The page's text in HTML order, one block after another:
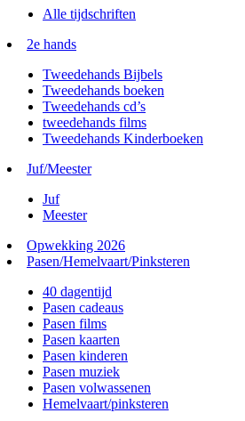
Alle tijdschriften
2e hands
Tweedehands Bijbels
Tweedehands boeken
Tweedehands cd’s
tweedehands films
Tweedehands Kinderboeken
Juf/Meester
Juf
Meester
Opwekking 2026
Pasen/Hemelvaart/Pinksteren
40 dagentijd
Pasen cadeaus
Pasen films
Pasen kaarten
Pasen kinderen
Pasen muziek
Pasen volwassenen
Hemelvaart/pinksteren